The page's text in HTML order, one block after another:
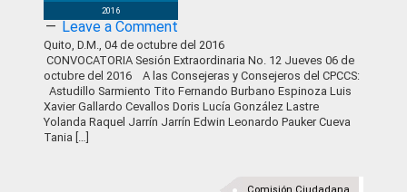
2016
Leave a Comment
Quito, D.M., 04 de octubre del 2016
CONVOCATORIA Sesión Extraordinaria No. 12 Jueves 06 de
octubre del 2016 A las Consejeras y Consejeros del CPCCS:
Astudillo Sarmiento Tito Fernando Burbano Espinoza Luis
Xavier Gallardo Cevallos Doris Lucía González Lastre
Yolanda Raquel Jarrín Jarrín Edwin Leonardo Pauker Cueva
Tania […]